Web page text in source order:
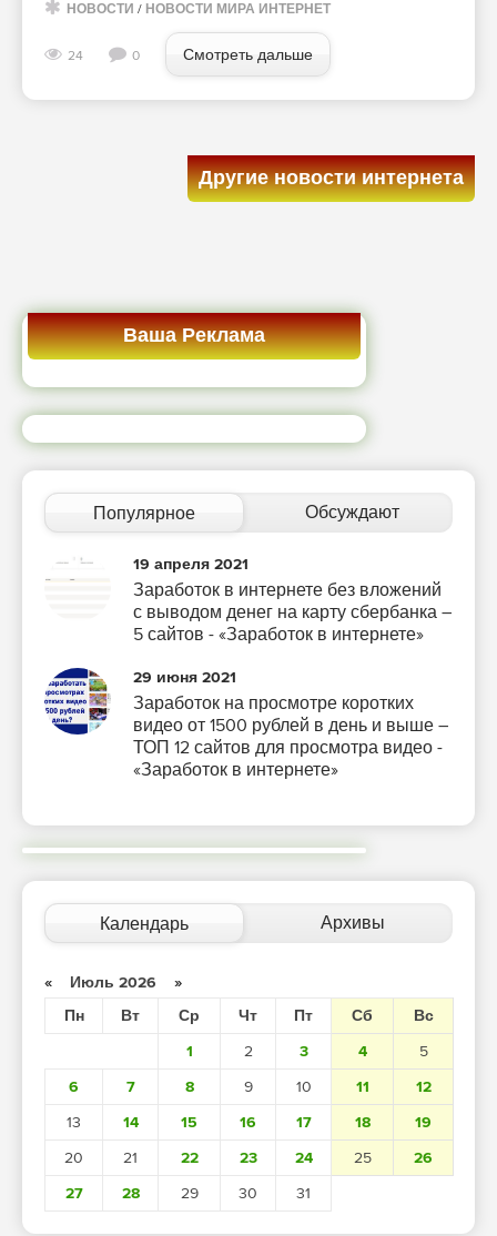
НОВОСТИ / НОВОСТИ МИРА ИНТЕРНЕТ
24 0 Смотреть дальше
Другие новости интернета
Ваша Реклама
Популярное Обсуждают
19 апреля 2021
Заработок в интернете без вложений
с выводом денег на карту сбербанка –
5 сайтов - «Заработок в интернете»
29 июня 2021
Заработок на просмотре коротких
видео от 1500 рублей в день и выше –
ТОП 12 сайтов для просмотра видео -
«Заработок в интернете»
Календарь Архивы
« Июль 2026 »
Пн
Вт Ср Чт Пт Сб
Вс
1
2 3 4
5
6
7 8 9 10 11
12
13
14 15 16 17 18
19
20
21 22 23 24 25
26
27
28 29 30 31